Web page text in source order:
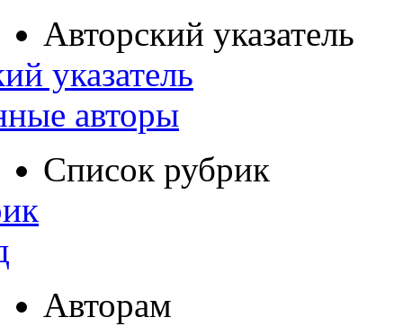
Авторский указатель
указатель
авторы
Список рубрик
Авторам